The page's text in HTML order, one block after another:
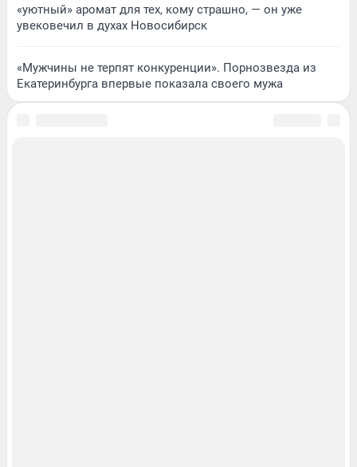
«уютный» аромат для тех, кому страшно, — он уже
увековечил в духах Новосибирск
«Мужчины не терпят конкуренции». Порнозвезда из
Екатеринбурга впервые показала своего мужа